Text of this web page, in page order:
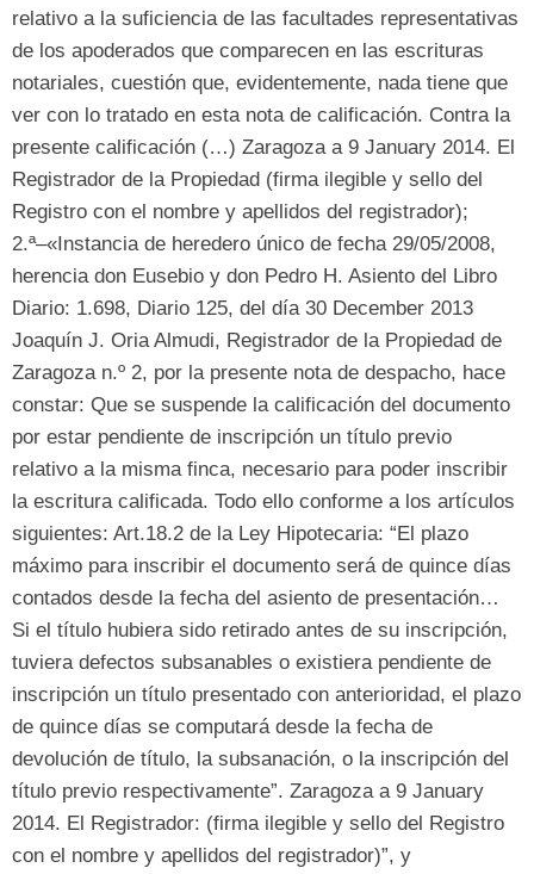
relativo a la suficiencia de las facultades representativas
de los apoderados que comparecen en las escrituras
notariales, cuestión que, evidentemente, nada tiene que
ver con lo tratado en esta nota de calificación. Contra la
presente calificación (…) Zaragoza a9 January 2014. El
Registrador de la Propiedad (firma ilegible y sello del
Registro con el nombre y apellidos del registrador);
2.ª–«Instancia de heredero único de fecha29/05/2008,
herencia don Eusebio y don Pedro H. Asiento del Libro
Diario: 1.698, Diario 125, del día30 December 2013
Joaquín J. Oria Almudi, Registrador de la Propiedad de
Zaragoza n.º 2, por la presente nota de despacho, hace
constar: Que se suspende la calificación del documento
por estar pendiente de inscripción un título previo
relativo a la misma finca, necesario para poder inscribir
la escritura calificada. Todo ello conforme a los artículos
siguientes: Art.18.2 de la Ley Hipotecaria: “El plazo
máximo para inscribir el documento será de quince días
contados desde la fecha del asiento de presentación…
Si el título hubiera sido retirado antes de su inscripción,
tuviera defectos subsanables o existiera pendiente de
inscripción un título presentado con anterioridad, el plazo
de quince días se computará desde la fecha de
devolución de título, la subsanación, o la inscripción del
título previo respectivamente”. Zaragoza a9 January
2014. El Registrador: (firma ilegible y sello del Registro
con el nombre y apellidos del registrador)”, y